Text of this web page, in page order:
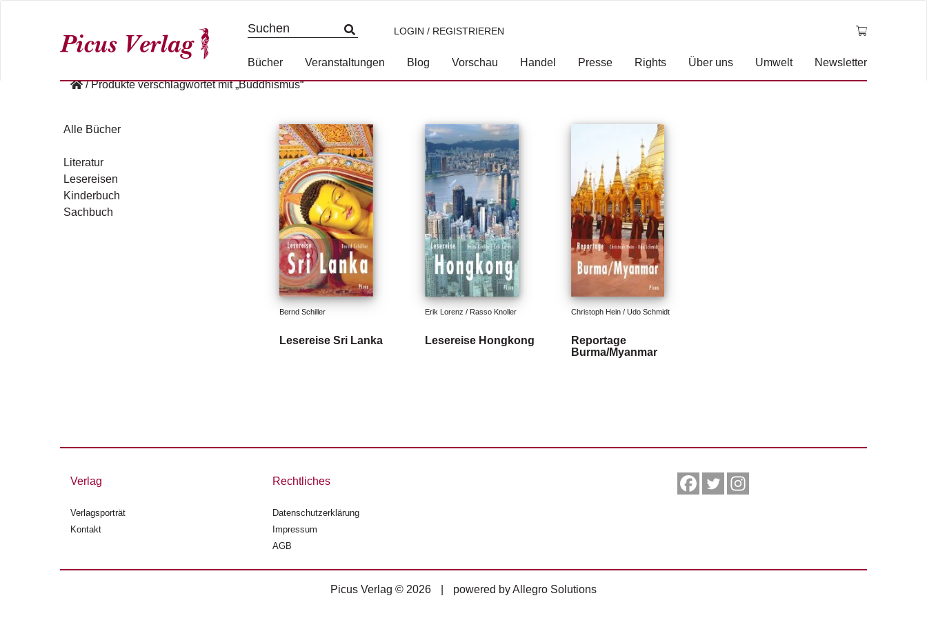
LOGIN / REGISTRIEREN
Bücher Veranstaltungen Blog Vorschau Handel Presse Rights Über uns Umwelt
Newsletter
/ Produkte verschlagwortet mit „Buddhismus“
Bernd Schiller
Lesereise Sri Lanka
Erik Lorenz / Rasso Knoller
Lesereise Hongkong
Christoph Hein / Udo Schmidt
Reportage
Burma/Myanmar
Alle Bücher
Literatur
Lesereisen
Kinderbuch
Sachbuch
Verlag
Verlagsporträt
Kontakt
Rechtliches
Datenschutzerklärung
Impressum
AGB
Picus Verlag © 2026 powered byAllegro Solutions